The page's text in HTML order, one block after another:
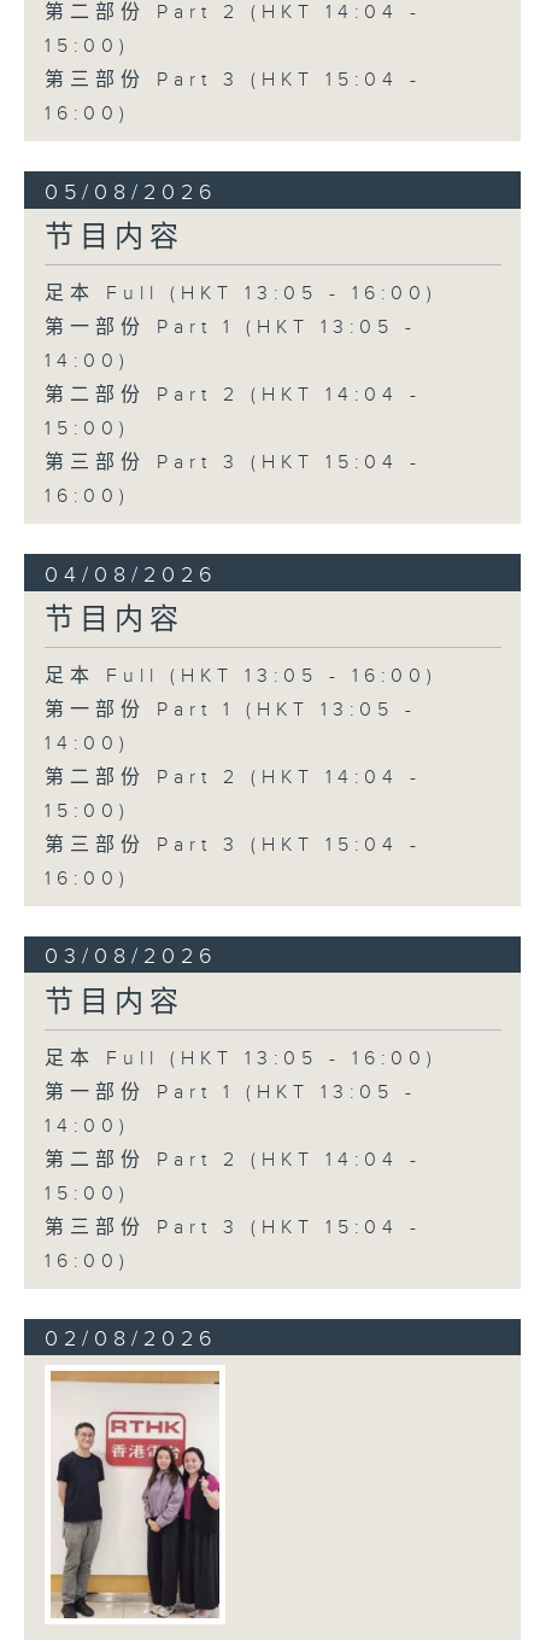
第二部份 Part 2 (HKT 14:04 -
15:00)
第三部份 Part 3 (HKT 15:04 -
16:00)
05/08/2026
节目内容
足本 Full (HKT 13:05 - 16:00)
第一部份 Part 1 (HKT 13:05 -
14:00)
第二部份 Part 2 (HKT 14:04 -
15:00)
第三部份 Part 3 (HKT 15:04 -
16:00)
04/08/2026
节目内容
足本 Full (HKT 13:05 - 16:00)
第一部份 Part 1 (HKT 13:05 -
14:00)
第二部份 Part 2 (HKT 14:04 -
15:00)
第三部份 Part 3 (HKT 15:04 -
16:00)
03/08/2026
节目内容
足本 Full (HKT 13:05 - 16:00)
第一部份 Part 1 (HKT 13:05 -
14:00)
第二部份 Part 2 (HKT 14:04 -
15:00)
第三部份 Part 3 (HKT 15:04 -
16:00)
02/08/2026